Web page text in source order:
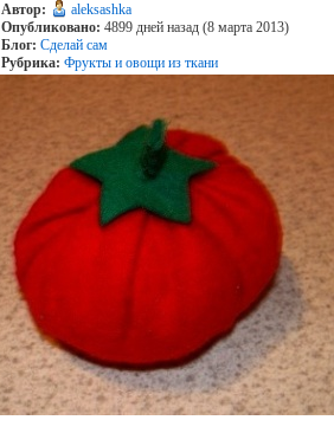
Автор:
aleksashka
Опубликовано: 4899 дней назад (8 марта 2013)
Блог: Сделай сам
Рубрика: Фрукты и овощи из ткани